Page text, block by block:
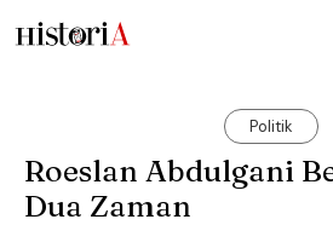
Politik
Roeslan Abdulgani
Dua Zaman